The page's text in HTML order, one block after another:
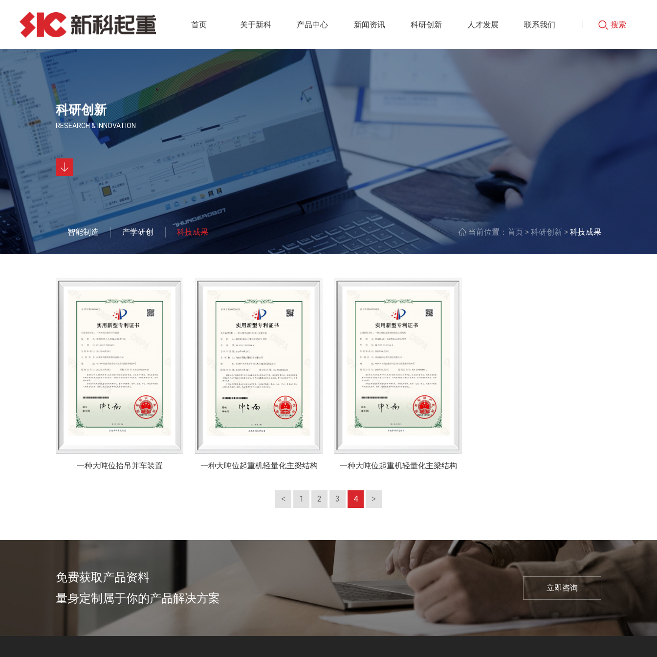
首页 关于新科 产品中心 新闻资讯 科研创新 人才发展 联系我们 搜索
科研创新
RESEARCH & INNOVATION
智能制造 产学研创 科技成果 当前位置： 首页 > 科研创新 > 科技成果
一种大吨位抬吊并车装置 一种大吨位起重机轻量化主梁结构 一种大吨位起重机轻量化主梁结构
1 2 3 4
免费获取产品资料
量身定制属于你的产品解决方案
立即咨询